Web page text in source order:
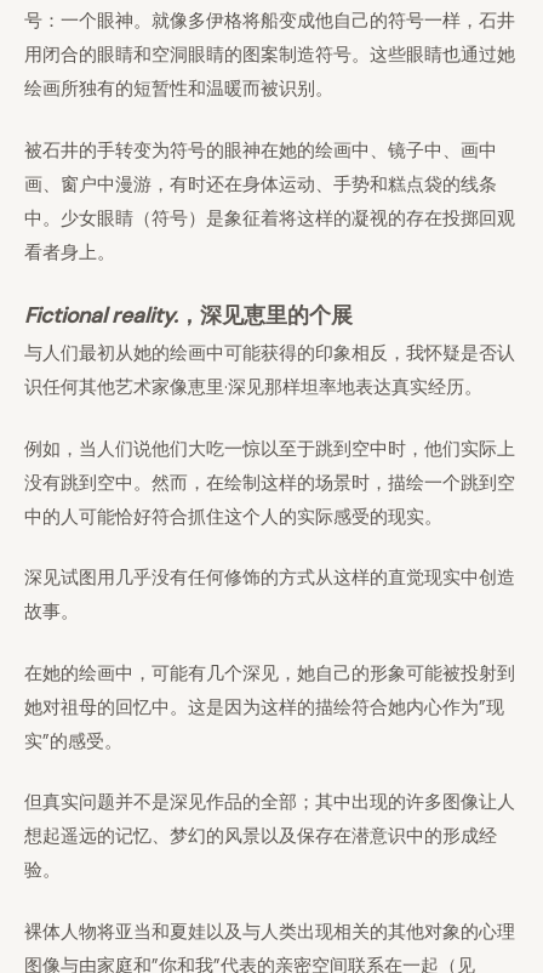
号：一个眼神。就像多伊格将船变成他自己的符号一样，石井
用闭合的眼睛和空洞眼睛的图案制造符号。这些眼睛也通过她
绘画所独有的短暂性和温暖而被识别。
被石井的手转变为符号的眼神在她的绘画中、镜子中、画中
画、窗户中漫游，有时还在身体运动、手势和糕点袋的线条
中。少女眼睛（符号）是象征着将这样的凝视的存在投掷回观
看者身上。
Fictional reality. ，深见恵里的个展
与人们最初从她的绘画中可能获得的印象相反，我怀疑是否认
识任何其他艺术家像恵里·深见那样坦率地表达真实经历。
例如，当人们说他们大吃一惊以至于跳到空中时，他们实际上
没有跳到空中。然而，在绘制这样的场景时，描绘一个跳到空
中的人可能恰好符合抓住这个人的实际感受的现实。
深见试图用几乎没有任何修饰的方式从这样的直觉现实中创造
故事。
在她的绘画中，可能有几个深见，她自己的形象可能被投射到
她对祖母的回忆中。这是因为这样的描绘符合她内心作为”现
实”的感受。
但真实问题并不是深见作品的全部；其中出现的许多图像让人
想起遥远的记忆、梦幻的风景以及保存在潜意识中的形成经
验。
裸体人物将亚当和夏娃以及与人类出现相关的其他对象的心理
图像与由家庭和”你和我”代表的亲密空间联系在一起（见